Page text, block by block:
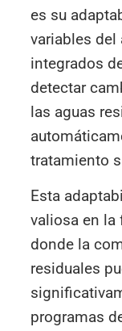
es su
variables del
integrados
detectar
las aguas
tratamiento
Esta
valiosa en la
donde la
residuales
programas